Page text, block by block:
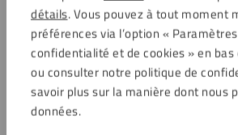
détails. Vous pouvez à tout moment
préférences via l’option «
confidentialité et de cookies » en bas
ou consulter notre politique de
savoir plus sur la manière dont nous
données.
Plaque plexiglass satiné 4 mm
vert
25,63€ TTC
Plaque
bleu
25,63
Enregistrer